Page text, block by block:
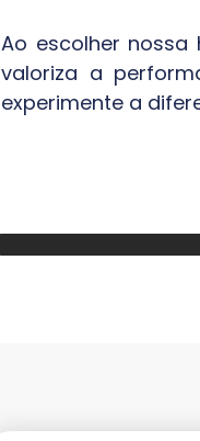
Ao escolher
valoriza a
experimente a